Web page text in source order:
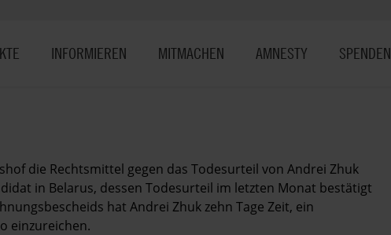
INFORMIEREN MITMACHEN AMNESTY SPENDEN
die Rechtsmittel gegen das Todesurteil von Andrei Zhuk
in Belarus, dessen Todesurteil im letzten Monat bestätigt
hat Andrei Zhuk zehn Tage Zeit, ein
einzureichen.